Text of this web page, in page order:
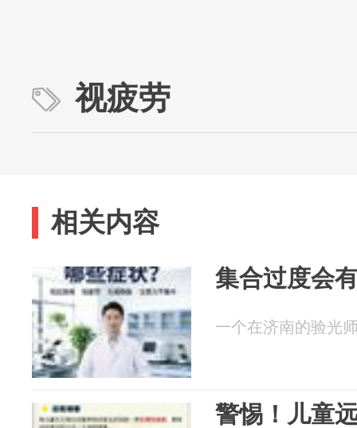
视疲劳
相关内容
集合过度会
一个在济南的验光
警惕！儿童